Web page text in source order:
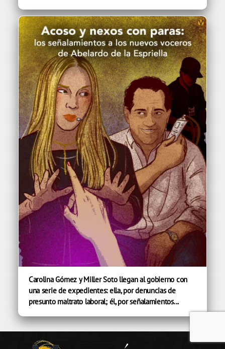
Carolina Gómez y Miller Soto llegan al gobierno con
una serie de expedientes: ella, por denuncias de
presunto maltrato laboral; él, por señalamientos...